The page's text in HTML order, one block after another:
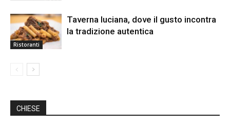
Ristoranti
Taverna luciana, dove il gusto incontra
la tradizione autentica
CHIESE